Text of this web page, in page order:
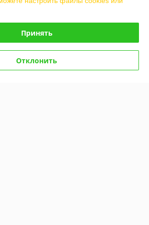
Принять
Отклонить